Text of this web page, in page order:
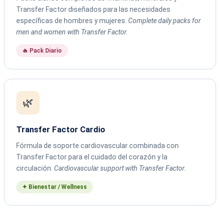
Transfer Factor diseñados para las necesidades
específicas de hombres y mujeres. Complete daily packs for
men and women with Transfer Factor.
🔥 Pack Diario
🌿
Transfer Factor Cardio
Fórmula de soporte cardiovascular combinada con
Transfer Factor para el cuidado del corazón y la
circulación. Cardiovascular support with Transfer Factor.
✦ Bienestar / Wellness